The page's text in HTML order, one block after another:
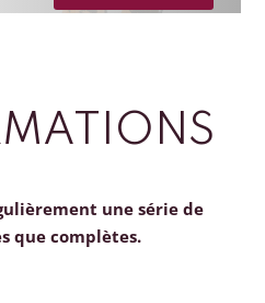
une série de
que complètes.